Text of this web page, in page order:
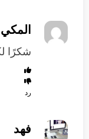
شكرًا
رد
فهد